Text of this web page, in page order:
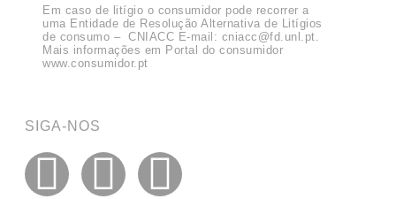
Em caso de litígio o consumidor pode recorrer a
uma Entidade de Resolução Alternativa de Litígios
de consumo – CNIACC E-mail: cniacc@fd.unl.pt.
Mais informações em Portal do consumidor
www.consumidor.pt
SIGA-NOS